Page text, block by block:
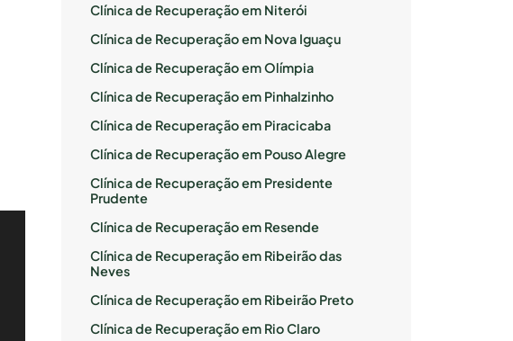
Clínica de Recuperação em Niterói
Clínica de Recuperação em Nova Iguaçu
Clínica de Recuperação em Olímpia
Clínica de Recuperação em Pinhalzinho
Clínica de Recuperação em Piracicaba
Clínica de Recuperação em Pouso Alegre
Clínica de Recuperação em Presidente
Prudente
Clínica de Recuperação em Resende
Clínica de Recuperação em Ribeirão das
Neves
Clínica de Recuperação em Ribeirão Preto
Clínica de Recuperação em Rio Claro